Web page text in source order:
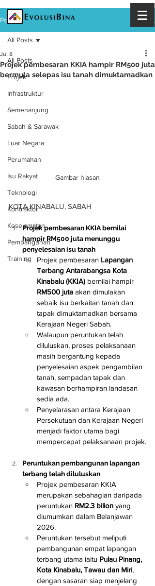
Post
All Posts
Projek
Infrastruktur
Semenanjung
Sabah & Sarawak
Luar Negara
Perumahan
Isu Rakyat
Teknologi
Kontraktor
Keselamatan
Pembangunan
Training
All Posts
Projek pembesaran KKIA hampir RM500 juta
bermula selepas isu tanah dimuktamadkan
Jul 8
Gambar hiasan
KOTA KINABALU, SABAH
Projek pembesaran KKIA bernilai
hampir RM500 juta menunggu
penyelesaian isu tanah
Projek pembesaran Lapangan
Terbang Antarabangsa Kota
Kinabalu (KKIA) bernilai hampir
RM500 juta akan dimulakan
sebaik isu berkaitan tanah dan
tapak dimuktamadkan bersama
Kerajaan Negeri Sabah.
Walaupun peruntukan telah
diluluskan, proses pelaksanaan
masih bergantung kepada
penyelesaian aspek pengambilan
tanah, sempadan tapak dan
kawasan berhampiran landasan
sedia ada.
Penyelarasan antara Kerajaan
Persekutuan dan Kerajaan Negeri
menjadi faktor utama bagi
mempercepat pelaksanaan projek.
Peruntukan pembangunan lapangan
terbang telah diluluskan
Projek pembesaran KKIA
merupakan sebahagian daripada
peruntukan RM2.3 bilion yang
diumumkan dalam Belanjawan
2026.
Peruntukan tersebut meliputi
pembangunan empat lapangan
terbang utama iaitu Pulau Pinang,
Kota Kinabalu, Tawau dan Miri,
dengan sasaran siap menjelang